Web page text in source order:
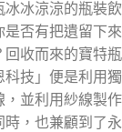
冰冰涼涼的瓶裝
是否有把遺留下
回收而來的寶特
科技」便是利用
，並利用紗線製
時，也兼顧到了